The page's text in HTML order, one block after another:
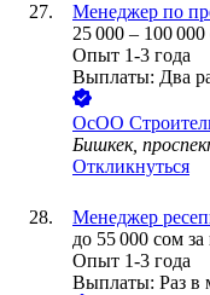
Менеджер по
25 000 – 100 000
Опыт 1-3 года
Выплаты: Два
ОсОО
Бишкек,
Откликнуться
Менеджер
до 55 000 сом за
Опыт 1-3 года
Выплаты: Раз в